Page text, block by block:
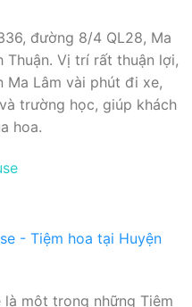
đường 8/4 QL28, Ma
Thuận. Vị trí rất thuận lợi,
Ma Lâm vài phút đi xe,
trường học, giúp khách
hoa.
là một trong những Tiệm